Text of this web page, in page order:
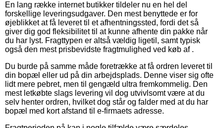
En lang række internet butikker tildeler nu en hel del
forskellige leveringsudgaver. Den mest benyttede er for
øjeblikket at få leveret til et afhentningssted, fordi det så
giver dig god fleksibilitet til at kunne afhente din pakke når
du har lyst. Fragttypen er altså vældig ligetil, samt typisk
også den mest prisbevidste fragtmulighed ved køb af .
Du burde på samme måde foretrække at få ordren leveret til
din bopæl eller ud på din arbejdsplads. Denne viser sig ofte
lidt mere pebret, men til gengæld ultra fremkommelig. Den
mest letkøbte slags levering vil dog utvivlsomt være at du
selv henter ordren, hvilket dog står og falder med at du har
bopæl med kort afstand til e-firmaets adresse.